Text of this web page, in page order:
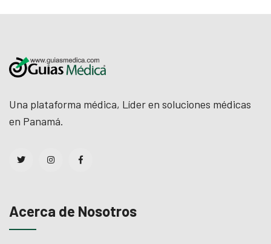
Una plataforma médica, Líder en soluciones médicas
en Panamá.
Acerca de Nosotros